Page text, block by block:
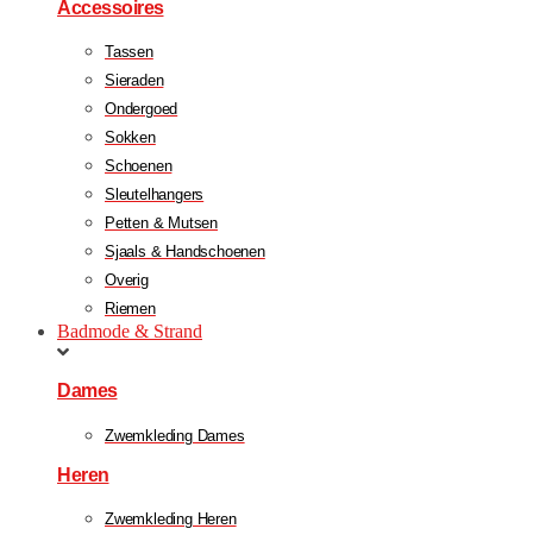
Accessoires
Tassen
Sieraden
Ondergoed
Sokken
Schoenen
Sleutelhangers
Petten & Mutsen
Sjaals & Handschoenen
Overig
Riemen
Badmode & Strand
Dames
Zwemkleding Dames
Heren
Zwemkleding Heren